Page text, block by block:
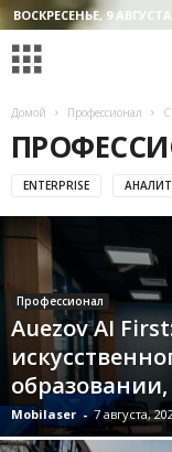
ВОСКРЕСЕНЬЕ, 9
Домой Профессионал
ENTERPRISE
Профессионал
Auezov AI
Mobilaser - 7 августа,